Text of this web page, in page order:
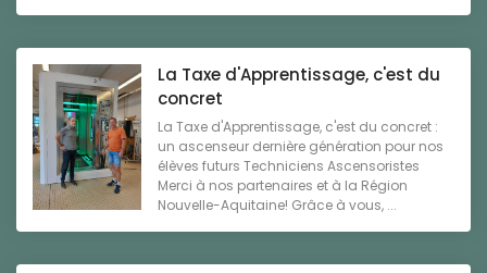
La Taxe d'Apprentissage, c'est du
concret
La Taxe d'Apprentissage, c'est du concret :
un ascenseur dernière génération pour nos
élèves futurs Techniciens Ascensoristes
Merci à nos partenaires et à la Région
Nouvelle-Aquitaine! Grâce à vous, ...